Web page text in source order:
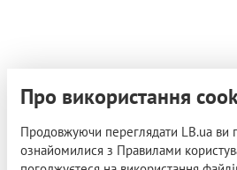
Про використання
Продовжуючи переглядати LB.ua ви
ознайомилися з Правилами